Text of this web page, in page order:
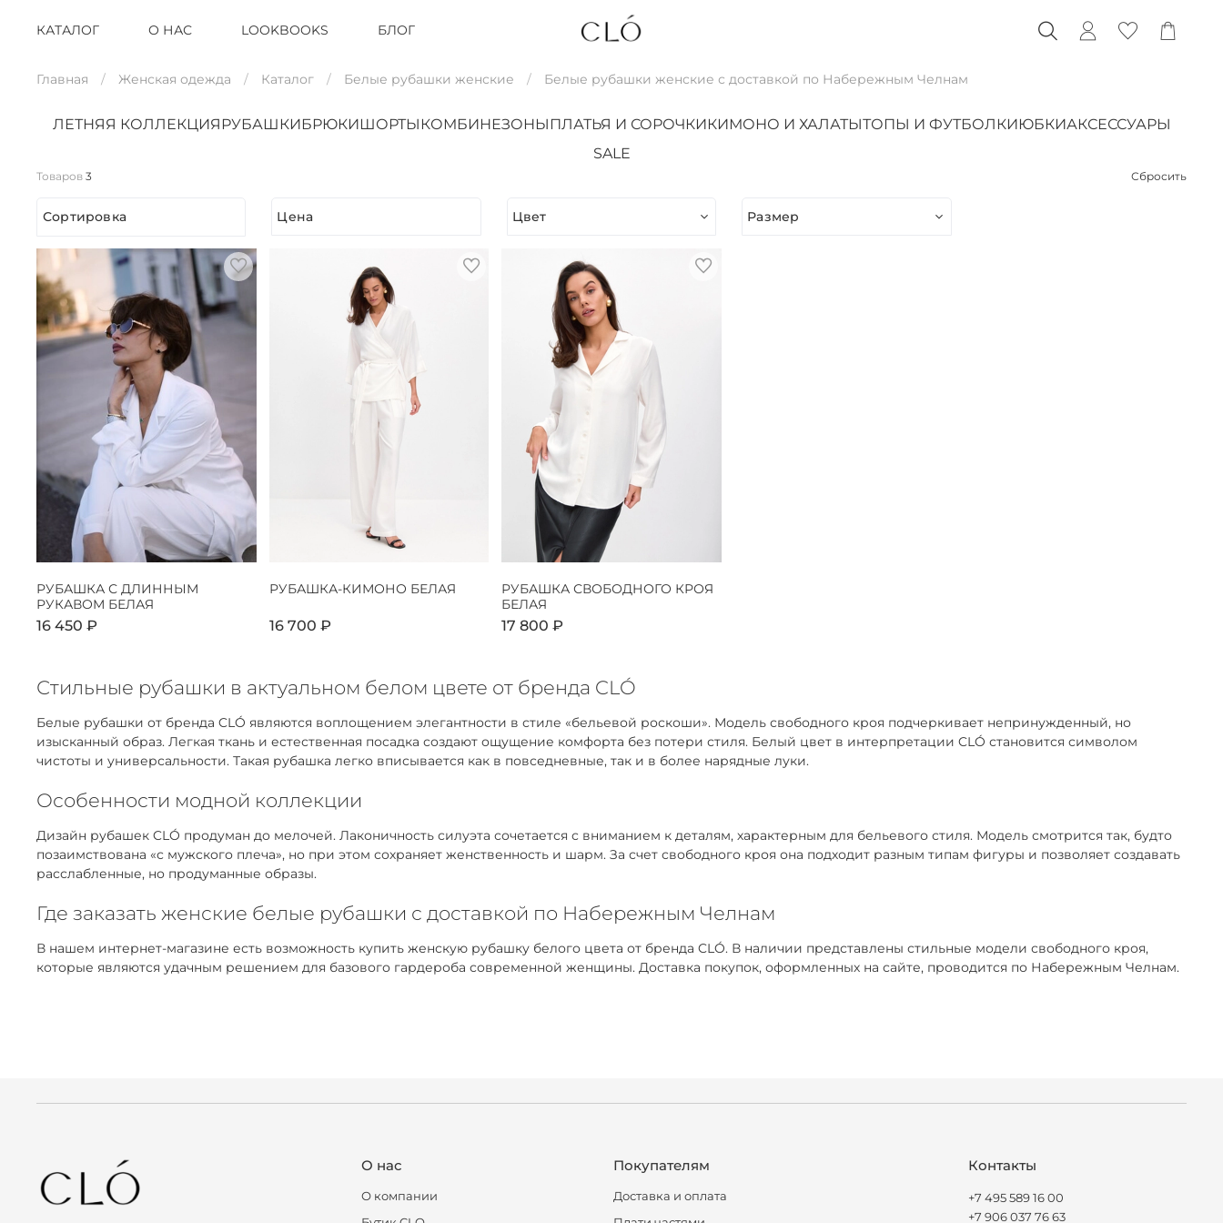
КАТАЛОГ О НАС LOOKBOOKS БЛОГ
Главная Женская одежда Каталог Белые рубашки женские Белые рубашки женские с доставкой по Набережным Челнам
ЛЕТНЯЯ КОЛЛЕКЦИЯ РУБАШКИБРЮКИШОРТЫ КОМБИНЕЗОНЫ ПЛАТЬЯ И СОРОЧКИКИМОНО И ХАЛАТЫТОПЫ И ФУТБОЛКИЮБКИАКСЕССУАРЫ
SALE
Товаров 3 Сбросить
Сортировка Цена Цвет Размер
РУБАШКА С ДЛИННЫМ
РУКАВОМ БЕЛАЯ
16 450 ₽
РУБАШКА-КИМОНО БЕЛАЯ
16 700 ₽
РУБАШКА СВОБОДНОГО КРОЯ
БЕЛАЯ
17 800 ₽
Стильные рубашки в актуальном белом цвете от бренда CLÓ
Белые рубашки от бренда CLÓ являются воплощением элегантности в стиле «бельевой роскоши». Модель свободного кроя подчеркивает непринужденный, но
изысканный образ. Легкая ткань и естественная посадка создают ощущение комфорта без потери стиля. Белый цвет в интерпретации CLÓ становится символом
чистоты и универсальности. Такая рубашка легко вписывается как в повседневные, так и в более нарядные луки.
Особенности модной коллекции
Дизайн рубашек CLÓ продуман до мелочей. Лаконичность силуэта сочетается с вниманием к деталям, характерным для бельевого стиля. Модель смотрится так, будто
позаимствована «с мужского плеча», но при этом сохраняет женственность и шарм. За счет свободного кроя она подходит разным типам фигуры и позволяет создавать
расслабленные, но продуманные образы.
Где заказать женские белые рубашки с доставкой по Набережным Челнам
В нашем интернет-магазине есть возможность купить женскую рубашку белого цвета от бренда CLÓ. В наличии представлены стильные модели свободного кроя,
которые являются удачным решением для базового гардероба современной женщины. Доставка покупок, оформленных на сайте, проводится по Набережным Челнам.
О нас
О компании
Покупателям
Доставка и оплата
Контакты
+7 495 589 16 00
+7 906 037 76 63